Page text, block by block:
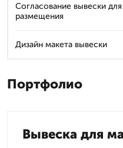
Согласование вывески для
размещения
Дизайн макета вывески
Портфолио
Вывеска для